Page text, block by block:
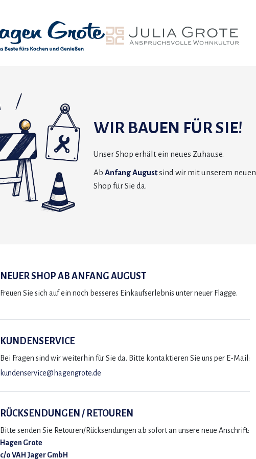
WIR BAUEN FÜR SIE!
Unser Shop erhält ein neues Zuhause.
Ab Anfang Augustsind wir mit unserem neuen
Shop für Sie da.
NEUER SHOP AB ANFANG AUGUST
Freuen Sie sich auf ein noch besseres Einkaufserlebnis unter neuer Flagge.
KUNDENSERVICE
Bei Fragen sind wir weiterhin für Sie da. Bitte kontaktieren Sie uns per E-Mail:
kundenservice@hagengrote.de
RÜCKSENDUNGEN / RETOUREN
Bitte senden Sie Retouren/Rücksendungen ab sofort an unsere neue Anschrift:
Hagen Grote
c/o VAH Jager GmbH